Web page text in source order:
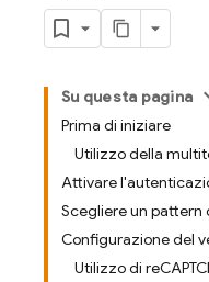
Su questa pagina
Prima di iniziare
Utilizzo della
Attivare
Scegliere un pattern
Configurazione del
Utilizzo di